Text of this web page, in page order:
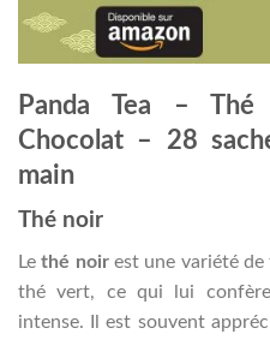
Panda Tea –
Chocolat – 28
main
Thé noir
Lethé noirest une variété de
thé vert, ce qui lui
intense. Il est souvent